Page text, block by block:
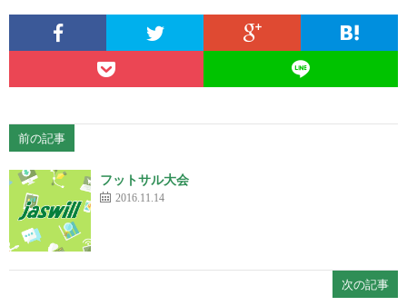
前の記事
フットサル大会
2016.11.14
次の記事